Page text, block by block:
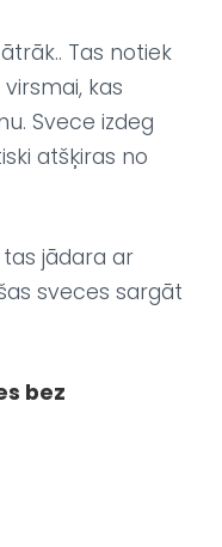
Tas notiek
kas
Svece izdeg
atšķiras no
jādara ar
sveces sargāt
bez